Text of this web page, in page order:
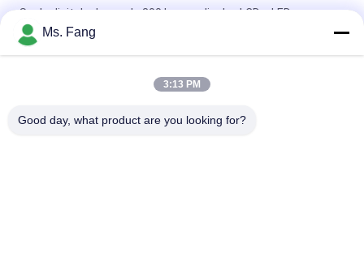
Scale digitale da gru da 300 kg con display LCD a LED
300 kg Scala elettronica di grana di acciaio azionata Scala
digitale sospesa 3*AA Batteria secca
300KG scala di gru digitale 0,3 tonnellate Mini gancio sospeso
Ms. Fang
3:13 PM
Good day, what product are you looking for?